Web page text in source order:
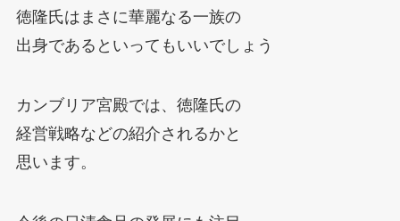
徳隆氏はまさに華麗なる一族の
出身であるといってもいいでしょう
カンブリア宮殿では、徳隆氏の
経営戦略などの紹介されるかと
思います。